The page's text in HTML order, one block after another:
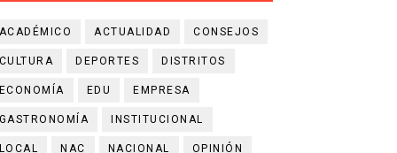
ACADÉMICO ACTUALIDAD CONSEJOS
CULTURA DEPORTES DISTRITOS
ECONOMÍA EDU EMPRESA
GASTRONOMÍA INSTITUCIONAL
LOCAL NAC NACIONAL OPINIÓN